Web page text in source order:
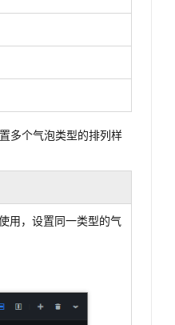
多个气泡类型的排列样
用，设置同一类型的气